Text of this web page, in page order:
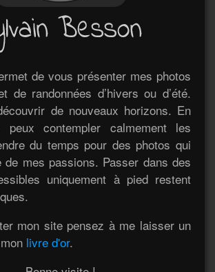
de vous présenter mes photos
de randonnées d’hivers ou d’été.
de nouveaux horizons. En
peux contempler calmement les
du temps pour des photos qui
mes passions. Passer dans des
uniquement à pied restent
mon site pensez à me laisser un
livre d'or.